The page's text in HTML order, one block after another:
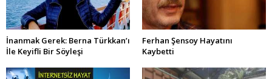
İnanmak Gerek: Berna Türkkan’ı
İle Keyifli Bir Söyleşi
Ferhan Şensoy Hayatını
Kaybetti